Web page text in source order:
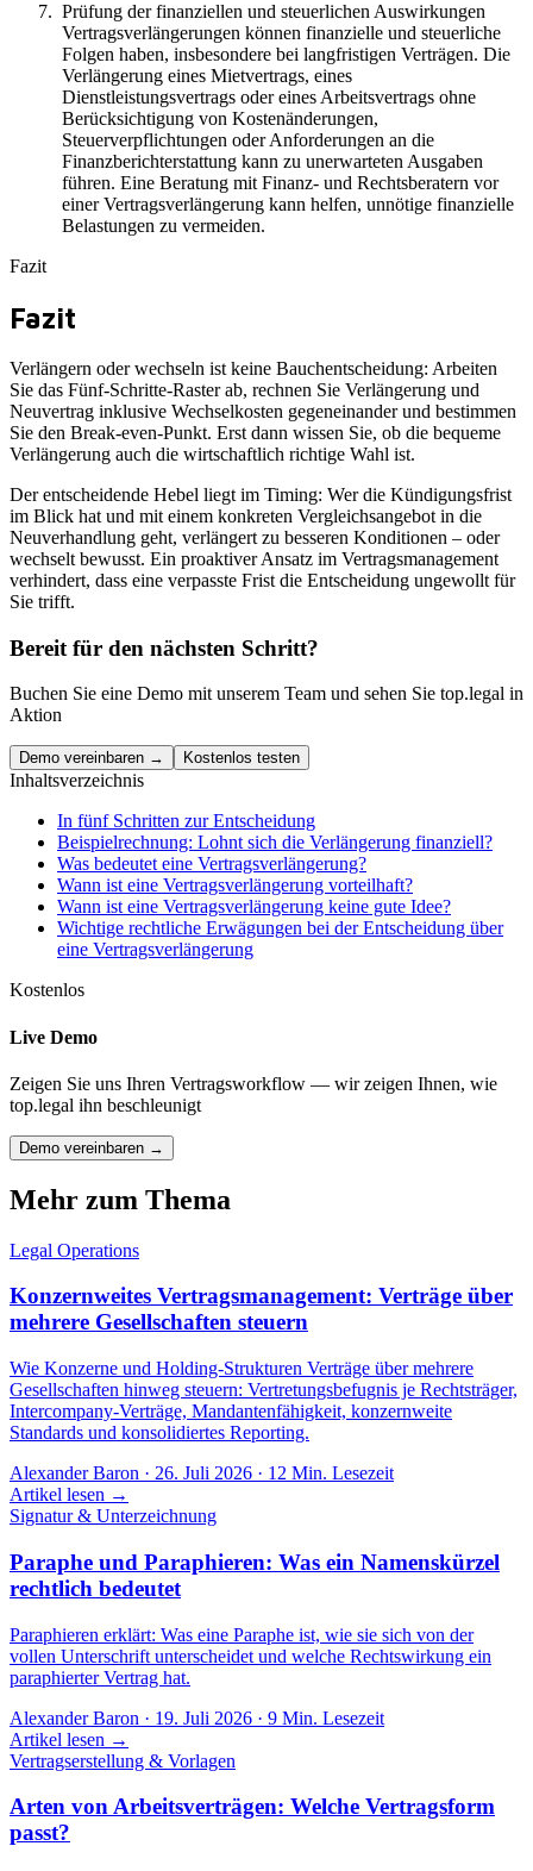
Prüfung der finanziellen und steuerlichen Auswirkungen
Vertragsverlängerungen können finanzielle und steuerliche
Folgen haben, insbesondere bei langfristigen Verträgen. Die
Verlängerung eines Mietvertrags, eines
Dienstleistungsvertrags oder eines Arbeitsvertrags ohne
Berücksichtigung von Kostenänderungen,
Steuerverpflichtungen oder Anforderungen an die
Finanzberichterstattung kann zu unerwarteten Ausgaben
führen. Eine Beratung mit Finanz- und Rechtsberatern vor
einer Vertragsverlängerung kann helfen, unnötige finanzielle
Belastungen zu vermeiden.
Fazit
Fazit
Verlängern oder wechseln ist keine Bauchentscheidung: Arbeiten
Sie das Fünf-Schritte-Raster ab, rechnen Sie Verlängerung und
Neuvertrag inklusive Wechselkosten gegeneinander und bestimmen
Sie den Break-even-Punkt. Erst dann wissen Sie, ob die bequeme
Verlängerung auch die wirtschaftlich richtige Wahl ist.
Der entscheidende Hebel liegt im Timing: Wer die Kündigungsfrist
im Blick hat und mit einem konkreten Vergleichsangebot in die
Neuverhandlung geht, verlängert zu besseren Konditionen – oder
wechselt bewusst. Ein proaktiver Ansatz im Vertragsmanagement
verhindert, dass eine verpasste Frist die Entscheidung ungewollt für
Sie trifft.
Bereit für den nächsten Schritt?
Buchen Sie eine Demo mit unserem Team und sehen Sie top.legal in
Aktion
Demo vereinbaren → Kostenlos testen
Inhaltsverzeichnis
In fünf Schritten zur Entscheidung
Beispielrechnung: Lohnt sich die Verlängerung finanziell?
Was bedeutet eine Vertragsverlängerung?
Wann ist eine Vertragsverlängerung vorteilhaft?
Wann ist eine Vertragsverlängerung keine gute Idee?
Wichtige rechtliche Erwägungen bei der Entscheidung über
eine Vertragsverlängerung
Kostenlos
Live Demo
Zeigen Sie uns Ihren Vertragsworkflow — wir zeigen Ihnen, wie
top.legal ihn beschleunigt
Demo vereinbaren →
Mehr zum Thema
Legal Operations
Konzernweites Vertragsmanagement: Verträge über
mehrere Gesellschaften steuern
Wie Konzerne und Holding-Strukturen Verträge über mehrere
Gesellschaften hinweg steuern: Vertretungsbefugnis je Rechtsträger,
Intercompany-Verträge, Mandantenfähigkeit, konzernweite
Standards und konsolidiertes Reporting.
Alexander Baron · 26. Juli 2026 · 12 Min. Lesezeit
Artikel lesen →
Signatur & Unterzeichnung
Paraphe und Paraphieren: Was ein Namenskürzel
rechtlich bedeutet
Paraphieren erklärt: Was eine Paraphe ist, wie sie sich von der
vollen Unterschrift unterscheidet und welche Rechtswirkung ein
paraphierter Vertrag hat.
Alexander Baron · 19. Juli 2026 · 9 Min. Lesezeit
Artikel lesen →
Vertragserstellung & Vorlagen
Arten von Arbeitsverträgen: Welche Vertragsform
passt?